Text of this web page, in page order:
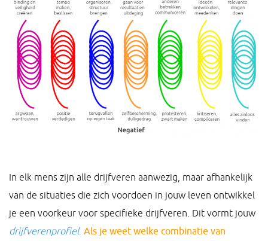
In elk mens zijn alle drijfveren aanwezig, maar afhankelijk
van de situaties die zich voordoen in jouw leven ontwikkel
je een voorkeur voor specifieke drijfveren. Dit vormt jouw
drijfverenprofiel. Als je weet welke combinatie van